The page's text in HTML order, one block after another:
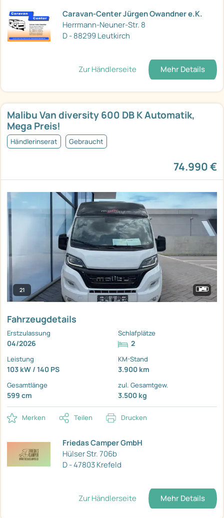
Caravan-Center Jürgen Owandner e.K.
Herrmann-Neuner-Str. 8
D - 88299 Leutkirch
Zur Händlerseite Mehr Details
Malibu Van diversity 600 DB K Automatik,
Mega Preis!
Händlerinserat Gebraucht
74.990 €
21
Fahrzeugdetails
Erstzulassung
04/2026
Schlafplätze
2
Leistung
103 kW / 140 PS
KM-Stand
3.900 km
Gesamtlänge
599 cm
zul. Gesamtgew.
3.500 kg
Merken Teilen Drucken
Friedas Camper GmbH
Hülser Str. 706b
D - 47803 Krefeld
Zur Händlerseite Mehr Details